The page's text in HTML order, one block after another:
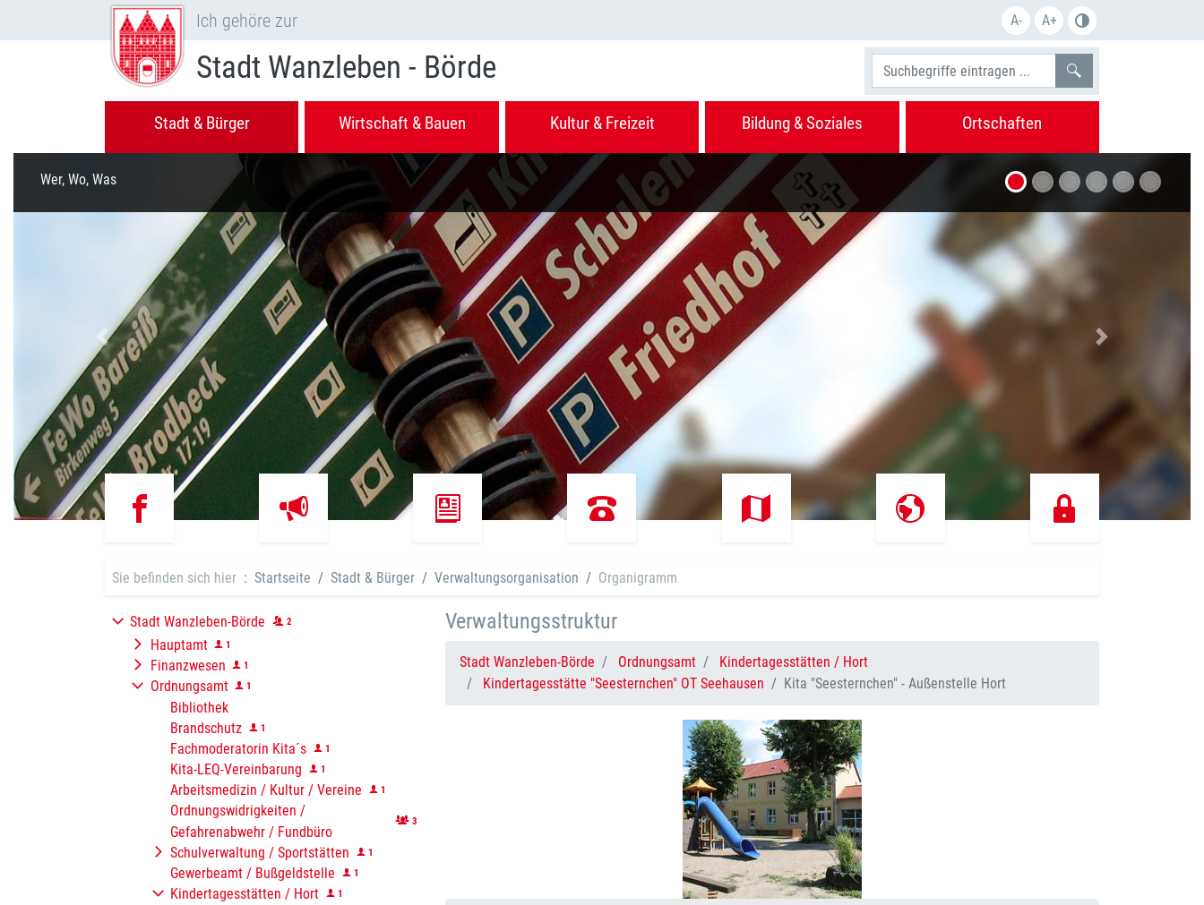
Ich gehöre zur A- A+
Stadt Wanzleben - Börde
Stadt & Bürger Wirtschaft & Bauen Kultur & Freizeit Bildung & Soziales Ortschaften
Wer, Wo, Was
Vorheriges Bild Nächstes Bild
Sie befinden sich hier Startseite Stadt & Bürger Verwaltungsorganisation Organigramm
Verwaltungsstruktur
Stadt Wanzleben-Börde Ordnungsamt
Kindertagesstätten / Hort
Kindertagesstätte "Seesternchen" OT Seehausen
Kita "Seesternchen" - Außenstelle Hort
Stadt Wanzleben-Börde 2
Hauptamt 1
Finanzwesen 1
Ordnungsamt 1
Bibliothek
Brandschutz
1
Fachmoderatorin Kita´s 1
Kita-LEQ-Vereinbarung 1
Arbeitsmedizin / Kultur / Vereine 1
Ordnungswidrigkeiten /
Gefahrenabwehr / Fundbüro
3
Schulverwaltung / Sportstätten 1
Gewerbeamt / Bußgeldstelle 1
Kindertagesstätten / Hort 1